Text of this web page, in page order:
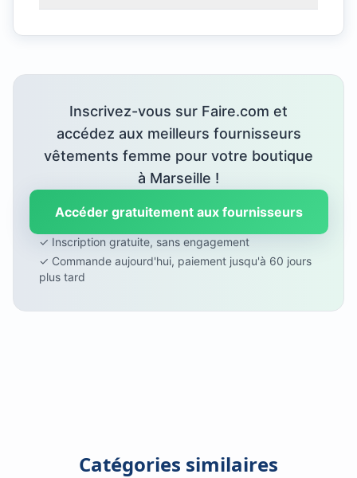
Inscrivez-vous sur Faire.com et
accédez aux meilleurs fournisseurs
vêtements femme pour votre boutique
à Marseille !
Accéder gratuitement aux fournisseurs
✓ Inscription gratuite, sans engagement
✓ Commande aujourd'hui, paiement jusqu'à 60 jours
plus tard
Catégories similaires